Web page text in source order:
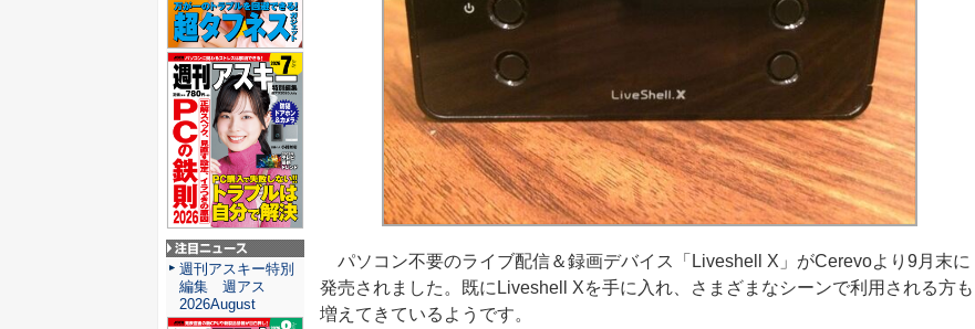
パソコン不要のライブ配信＆録画デバイス「Liveshell X」がCerevoより9月末に
発売されました。既にLiveshell Xを手に入れ、さまざまなシーンで利用される方も
増えてきているようです。
注目ニュース
週刊アスキー特別
編集 週アス
2026August